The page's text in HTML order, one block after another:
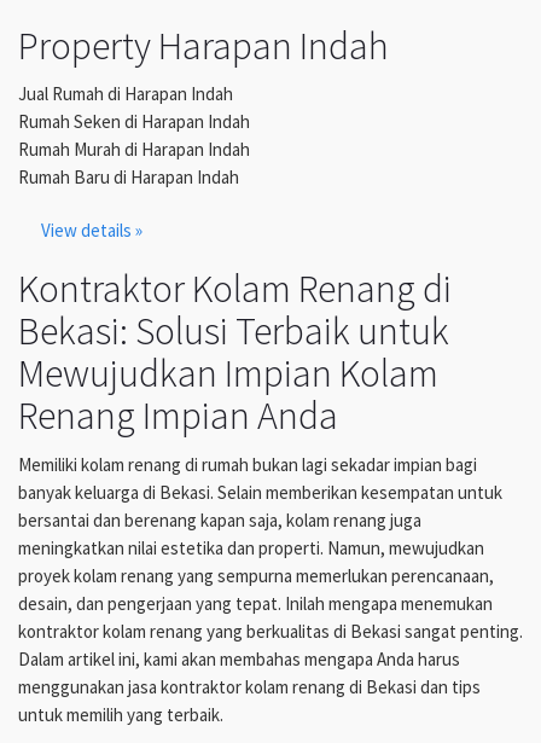
Property Harapan Indah
Jual Rumah di Harapan Indah
Rumah Seken di Harapan Indah
Rumah Murah di Harapan Indah
Rumah Baru di Harapan Indah
View details »
Kontraktor Kolam Renang di
Bekasi: Solusi Terbaik untuk
Mewujudkan Impian Kolam
Renang Impian Anda
Memiliki kolam renang di rumah bukan lagi sekadar impian bagi
banyak keluarga di Bekasi. Selain memberikan kesempatan untuk
bersantai dan berenang kapan saja, kolam renang juga
meningkatkan nilai estetika dan properti. Namun, mewujudkan
proyek kolam renang yang sempurna memerlukan perencanaan,
desain, dan pengerjaan yang tepat. Inilah mengapa menemukan
kontraktor kolam renang yang berkualitas di Bekasi sangat penting.
Dalam artikel ini, kami akan membahas mengapa Anda harus
menggunakan jasa kontraktor kolam renang di Bekasi dan tips
untuk memilih yang terbaik.